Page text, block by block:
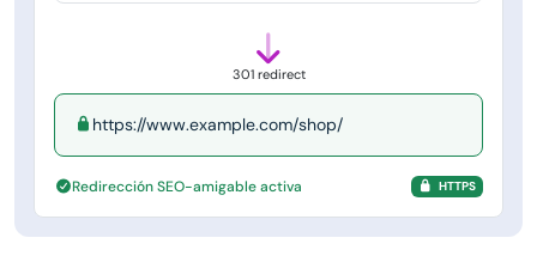
301 redirect
https://www.example.com/shop/
Redirección SEO-amigable activa HTTPS